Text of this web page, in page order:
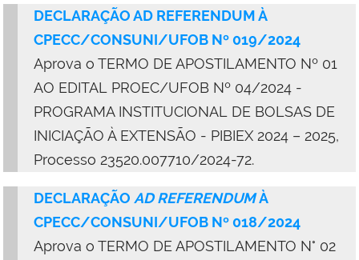
DECLARAÇÃO AD REFERENDUM À
CPECC/CONSUNI/UFOB Nº 019/2024
Aprova o TERMO DE APOSTILAMENTO Nº 01
AO EDITAL PROEC/UFOB Nº 04/2024 -
PROGRAMA INSTITUCIONAL DE BOLSAS DE
INICIAÇÃO À EXTENSÃO - PIBIEX 2024 – 2025,
Processo 23520.007710/2024-72.
DECLARAÇÃO AD REFERENDUMÀ
CPECC/CONSUNI/UFOB Nº 018/2024
Aprova o TERMO DE APOSTILAMENTO N° 02